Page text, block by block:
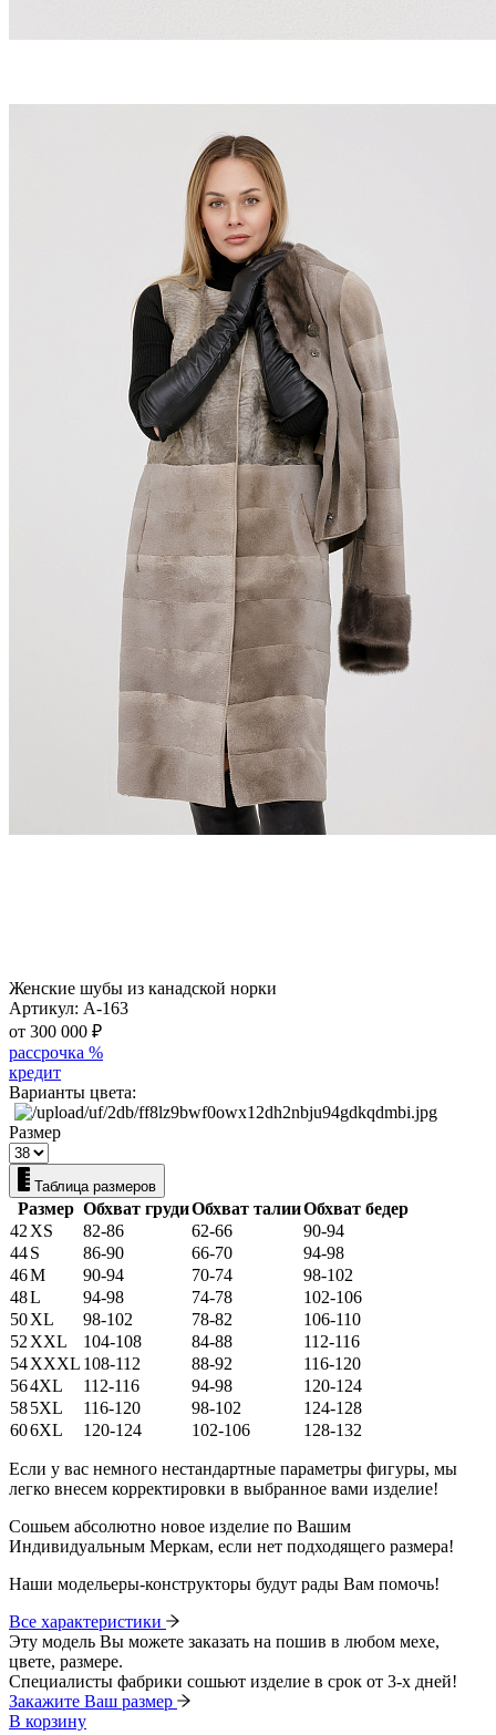
Женские шубы из канадской норки
Артикул: А-163
от 300 000 ₽
рассрочка %
кредит
Варианты цвета:
Размер
Таблица размеров
Размер Обхват грудиОбхват талииОбхват бедер
42 XS 82-86 62-66
90-94
44S 86-90 66-70
94-98
46M 90-94 70-74
98-102
48L 94-98 74-78
102-106
50XL 98-102 78-82
106-110
52 XXL 104-108 84-88
112-116
54XXXL 108-112 88-92
116-120
564XL 112-116 94-98
120-124
585XL 116-120 98-102
124-128
606XL 120-124 102-106 128-132
Если у вас немного нестандартные параметры фигуры, мы
легко внесем корректировки в выбранное вами изделие!
Сошьем абсолютно новое изделие по Вашим
Индивидуальным Меркам, если нет подходящего размера!
Наши модельеры-конструкторы будут рады Вам помочь!
Все характеристики
Эту модель Вы можете заказать на пошив в любом мехе,
цвете, размере.
Специалисты фабрики сошьют изделие в срок от 3-х дней!
Закажите Ваш размер
В корзину